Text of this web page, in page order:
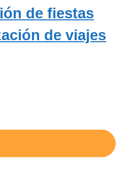
de fiestas
de viajes